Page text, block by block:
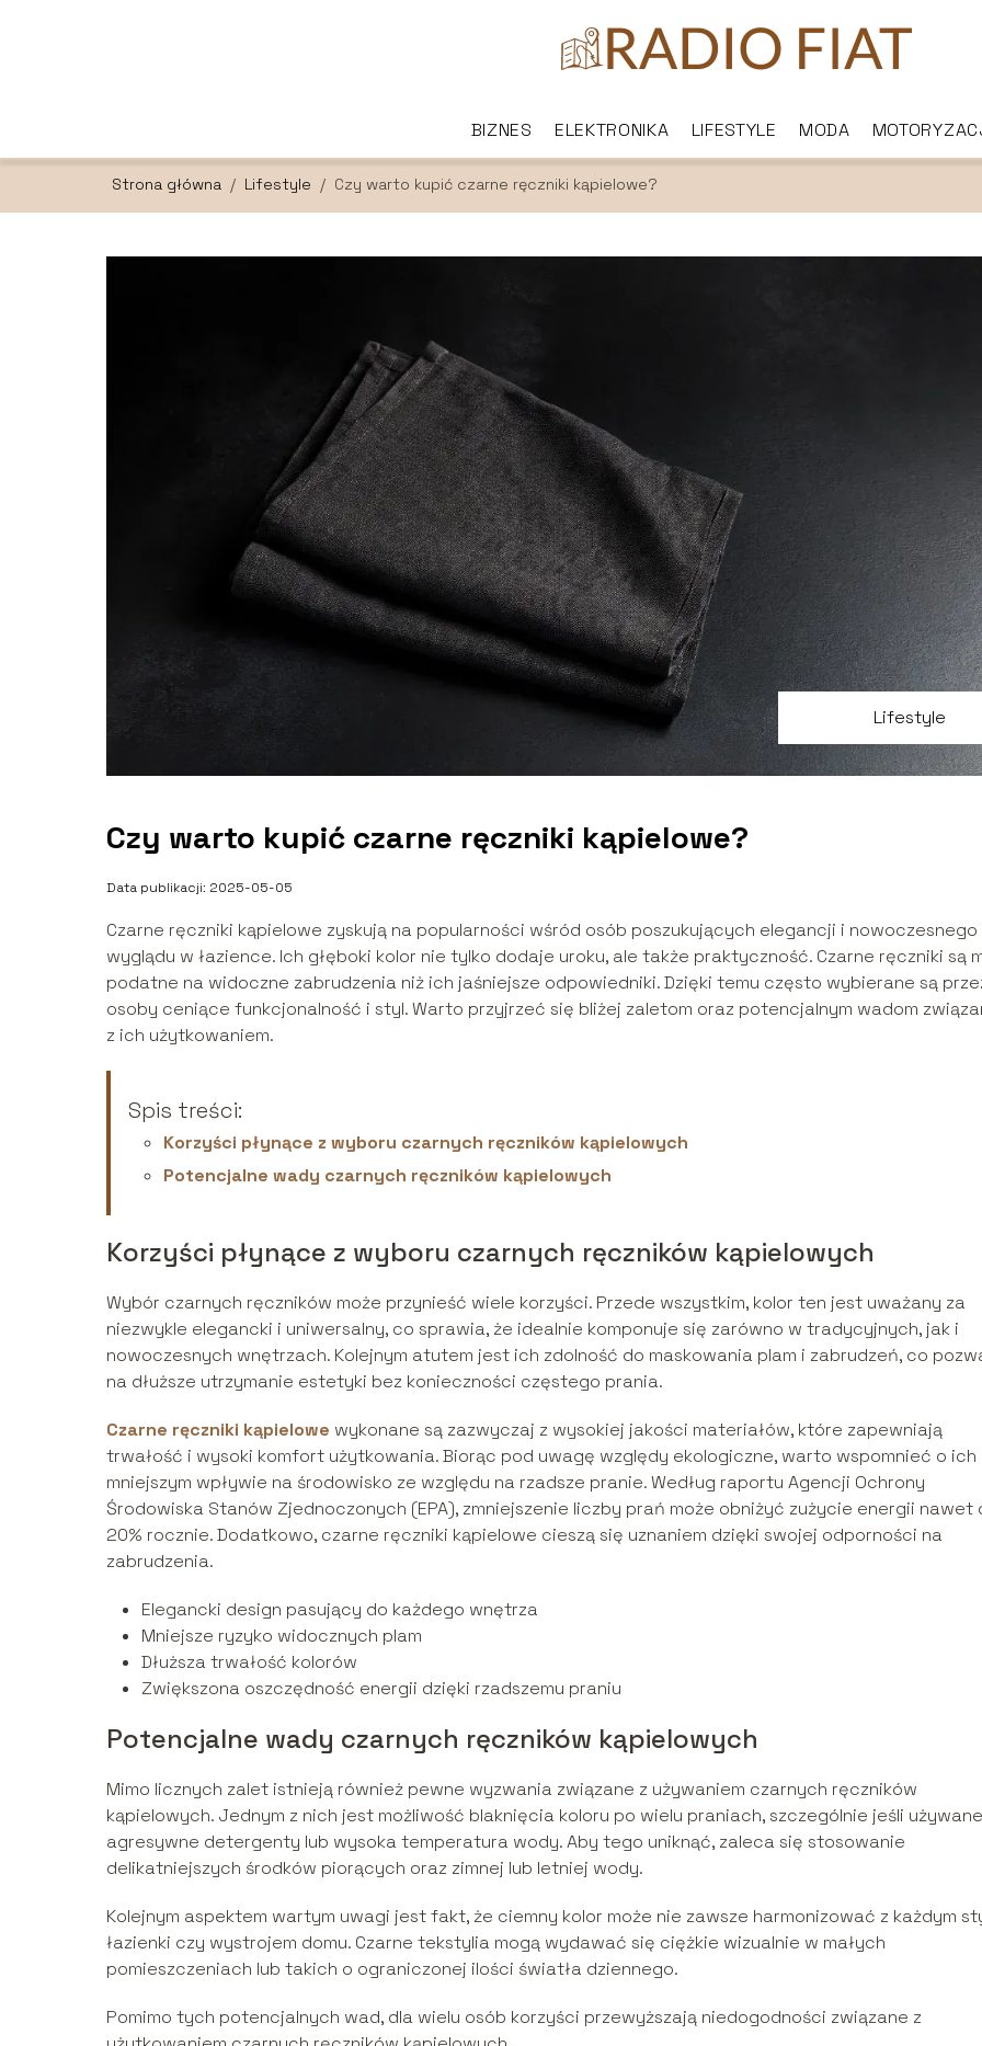
BIZNES ELEKTRONIKA LIFESTYLE MODA
Strona główna / Lifestyle / Czy warto kupić czarne ręczniki kąpielowe?
Lifestyle
Czy warto kupić czarne ręczniki kąpielowe?
Data publikacji: 2025-05-05
Czarne ręczniki kąpielowe zyskują na popularności wśród osób poszukujących elegancji i nowoczesnego
wyglądu w łazience. Ich głęboki kolor nie tylko dodaje uroku, ale także praktyczność. Czarne ręczniki są
podatne na widoczne zabrudzenia niż ich jaśniejsze odpowiedniki. Dzięki temu często wybierane są
osoby ceniące funkcjonalność i styl. Warto przyjrzeć się bliżej zaletom oraz potencjalnym wadom
z ich użytkowaniem.
Spis treści:
Korzyści płynące z wyboru czarnych ręczników kąpielowych
Potencjalne wady czarnych ręczników kąpielowych
Korzyści płynące z wyboru czarnych ręczników kąpielowych
Wybór czarnych ręczników może przynieść wiele korzyści. Przede wszystkim, kolor ten jest uważany za
niezwykle elegancki i uniwersalny, co sprawia, że idealnie komponuje się zarówno w tradycyjnych, jak i
nowoczesnych wnętrzach. Kolejnym atutem jest ich zdolność do maskowania plam i zabrudzeń, co
na dłuższe utrzymanie estetyki bez konieczności częstego prania.
Czarne ręczniki kąpielowe wykonane są zazwyczaj z wysokiej jakości materiałów, które zapewniają
trwałość i wysoki komfort użytkowania. Biorąc pod uwagę względy ekologiczne, warto wspomnieć o ich
mniejszym wpływie na środowisko ze względu na rzadsze pranie. Według raportu Agencji Ochrony
Środowiska Stanów Zjednoczonych (EPA), zmniejszenie liczby prań może obniżyć zużycie energii nawet
20% rocznie. Dodatkowo, czarne ręczniki kąpielowe cieszą się uznaniem dzięki swojej odporności na
zabrudzenia.
Elegancki design pasujący do każdego wnętrza
Mniejsze ryzyko widocznych plam
Dłuższa trwałość kolorów
Zwiększona oszczędność energii dzięki rzadszemu praniu
Potencjalne wady czarnych ręczników kąpielowych
Mimo licznych zalet istnieją również pewne wyzwania związane z używaniem czarnych ręczników
kąpielowych. Jednym z nich jest możliwość blaknięcia koloru po wielu praniach, szczególnie jeśli
agresywne detergenty lub wysoka temperatura wody. Aby tego uniknąć, zaleca się stosowanie
delikatniejszych środków piorących oraz zimnej lub letniej wody.
Kolejnym aspektem wartym uwagi jest fakt, że ciemny kolor może nie zawsze harmonizować z każdym
łazienki czy wystrojem domu. Czarne tekstylia mogą wydawać się ciężkie wizualnie w małych
pomieszczeniach lub takich o ograniczonej ilości światła dziennego.
Pomimo tych potencjalnych wad, dla wielu osób korzyści przewyższają niedogodności związane z